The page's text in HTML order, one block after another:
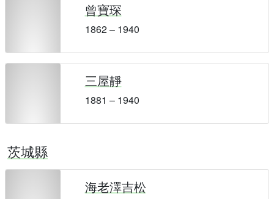
曾寶琛
1862 – 1940
三屋靜
1881 – 1940
茨城縣
海老澤吉松